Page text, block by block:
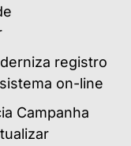
registro
on-line
Campanha